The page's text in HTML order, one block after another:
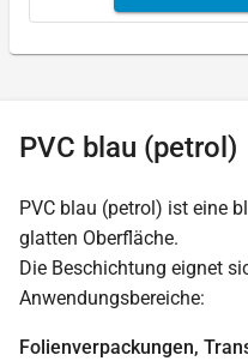
PVC blau (petrol)
PVC blau (petrol) ist eine
glatten Oberfläche.
Die Beschichtung eignet
Anwendungsbereiche:
Folienverpackungen,